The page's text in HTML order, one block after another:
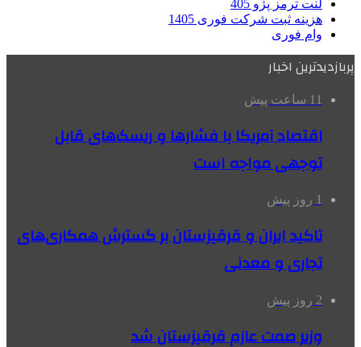
لنت ترمز پژو 405
هزینه ثبت شرکت فوری 1405
وام فوری
پربازدیدترین اخبار
11 ساعت پیش
اقتصاد آمریکا با فشارها و ریسک‌های قابل
توجهی مواجه است
1 روز پیش
تاکید ایران و قرقیزستان بر گسترش همکاری‌های
تجاری و معدنی
2 روز پیش
وزیر صمت عازم قرقیزستان شد